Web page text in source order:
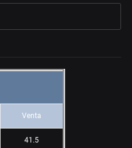
Venta
41.5